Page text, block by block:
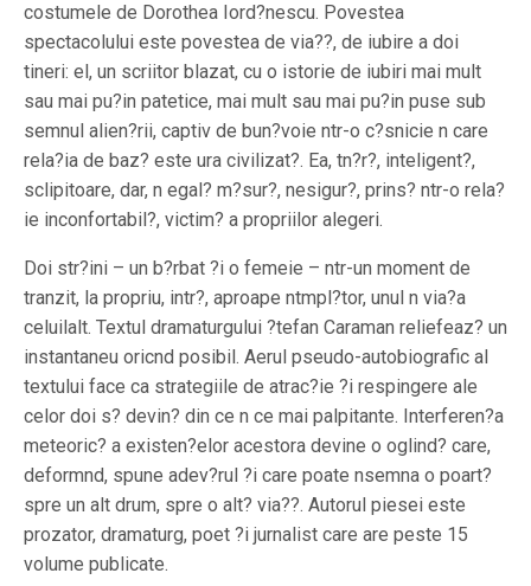
costumele de Dorothea Iord?nescu. Povestea
spectacolului este povestea de via??, de iubire a doi
tineri: el, un scriitor blazat, cu o istorie de iubiri mai mult
sau mai pu?in patetice, mai mult sau mai pu?in puse sub
semnul alien?rii, captiv de bun?voie ntr-o c?snicie n care
rela?ia de baz? este ura civilizat?. Ea, tn?r?, inteligent?,
sclipitoare, dar, n egal? m?sur?, nesigur?, prins? ntr-o rela?
ie inconfortabil?, victim? a propriilor alegeri.
Doi str?ini – un b?rbat ?i o femeie – ntr-un moment de
tranzit, la propriu, intr?, aproape ntmpl?tor, unul n via?a
celuilalt. Textul dramaturgului ?tefan Caraman reliefeaz? un
instantaneu oricnd posibil. Aerul pseudo-autobiografic al
textului face ca strategiile de atrac?ie ?i respingere ale
celor doi s? devin? din ce n ce mai palpitante. Interferen?a
meteoric? a existen?elor acestora devine o oglind? care,
deformnd, spune adev?rul ?i care poate nsemna o poart?
spre un alt drum, spre o alt? via??. Autorul piesei este
prozator, dramaturg, poet ?i jurnalist care are peste 15
volume publicate.